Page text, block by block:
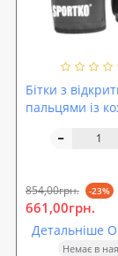
Бітки з
пальцями із
854,00грн. -23%
661,00грн.
Детальніше
Немає в